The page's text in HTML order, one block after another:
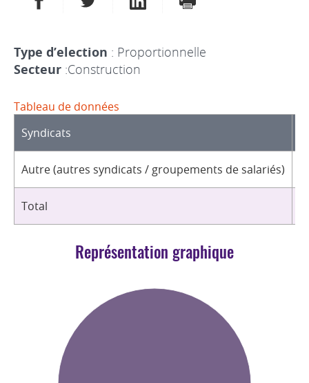
Type d’election : Proportionnelle
Secteur :Construction
Tableau de données
Syndicats
Autre (autres syndicats / groupements de salariés)
Total
Représentation graphique